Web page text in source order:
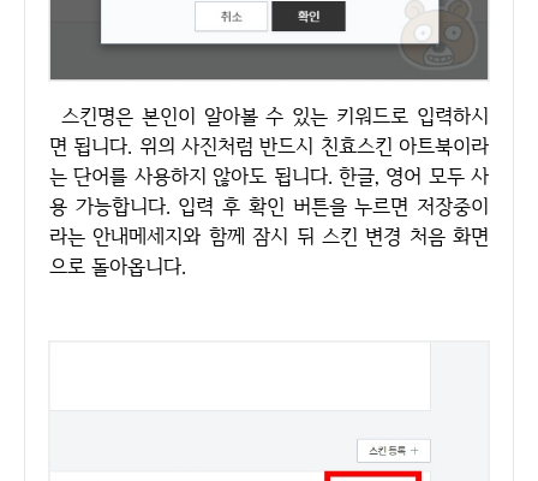
스킨명은 본인이 알아볼 수 있는 키워드로 입력하시
면 됩니다. 위의 사진처럼 반드시 친효스킨 아트북이라
는 단어를 사용하지 않아도 됩니다. 한글, 영어 모두 사
용 가능합니다. 입력 후 확인 버튼을 누르면 저장중이
라는 안내메세지와 함께 잠시 뒤 스킨 변경 처음 화면
으로 돌아옵니다.